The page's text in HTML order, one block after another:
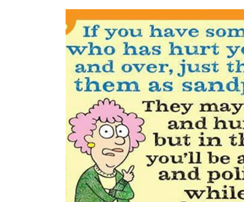
ดาวน์โหลดสนุกแอปฟรี ติดต
สงวนลิขสิทธิ์ ©2569 บริษัท อิมเมจ ฟิวเจอร์ (ประเทศไทย) จ